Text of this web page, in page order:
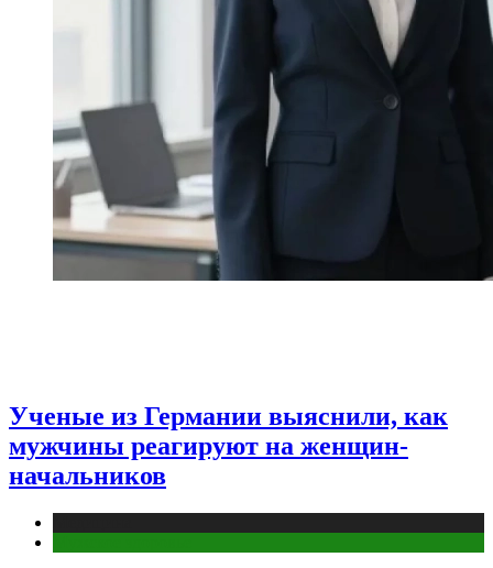
Ученые из Германии выяснили, как
мужчины реагируют на женщин-
начальников